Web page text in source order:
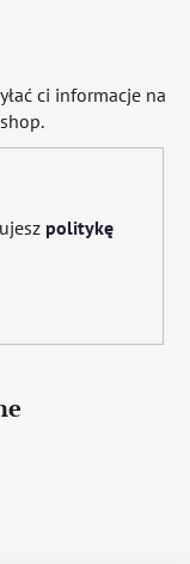
ci informacje na
politykę